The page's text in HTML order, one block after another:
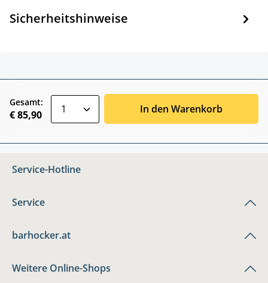
Sicherheitshinweise
Gesamt:
€ 85,90 In den Warenkorb
Service-Hotline
Service
barhocker.at
Weitere Online-Shops